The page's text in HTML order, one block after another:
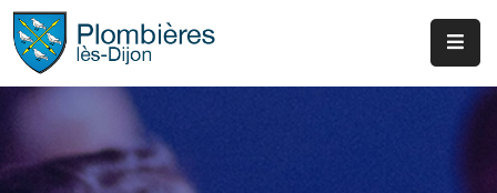
Municipalité
Services